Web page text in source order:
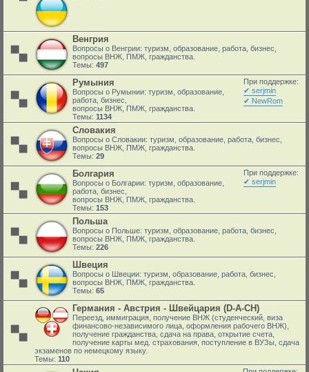
Венгрия
Вопросы о Венгрии: туризм, образование, работа, бизнес,
вопросы ВНЖ, ПМЖ, гражданства.
Темы: 497
При поддержке:
✔ serjmin
✔ NewRom
Румыния
Вопросы о Румынии: туризм, образование,
работа, бизнес,
вопросы ВНЖ, ПМЖ, гражданства.
Темы: 1134
Словакия
Вопросы о Словакии: туризм, образование, работа, бизнес,
вопросы ВНЖ, ПМЖ, гражданства.
Темы: 29
При поддержке:
✔ serjmin
Болгария
Вопросы о Болгарии: туризм, образование,
работа, бизнес,
вопросы ВНЖ, ПМЖ, гражданства.
Темы: 153
Польша
Вопросы о Польше: туризм, образование, работа, бизнес,
вопросы ВНЖ, ПМЖ, гражданства.
Темы: 226
Швеция
Вопросы о Швеции: туризм, образование, работа, бизнес,
вопросы ВНЖ, ПМЖ, гражданства.
Темы: 65
Германия - Австрия - Швейцария (D-A-CH)
Переезд, иммиграция, получение ВНЖ (студенческий, виза
финансово-независимого лица, оформления рабочего ВНЖ),
получение гражданства, сдача на права, открытие счета,
получение карты мед. страхования, поступление в ВУЗы, сдача
экзаменов по немецкому языку.
Темы: 110